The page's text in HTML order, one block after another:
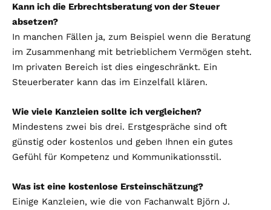
Kann ich die Erbrechtsberatung von der Steuer
absetzen?
In manchen Fällen ja, zum Beispiel wenn die Beratung
im Zusammenhang mit betrieblichem Vermögen steht.
Im privaten Bereich ist dies eingeschränkt. Ein
Steuerberater kann das im Einzelfall klären.
Wie viele Kanzleien sollte ich vergleichen?
Mindestens zwei bis drei. Erstgespräche sind oft
günstig oder kostenlos und geben Ihnen ein gutes
Gefühl für Kompetenz und Kommunikationsstil.
Was ist eine kostenlose Ersteinschätzung?
Einige Kanzleien, wie die von Fachanwalt Björn J.